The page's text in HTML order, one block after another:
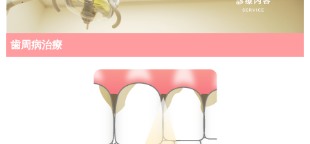
歯周病治療